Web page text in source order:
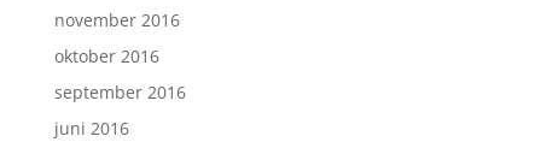
november 2016
oktober 2016
september 2016
juni 2016